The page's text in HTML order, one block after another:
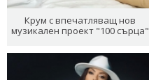
Крум с впечатляващ нов
музикален проект "100 сърца"